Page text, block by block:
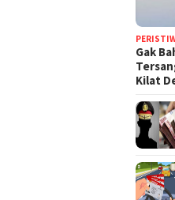
Gak
Kilat